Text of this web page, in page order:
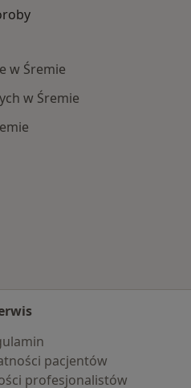
w Śremie
w Śremie
pacjentów
profesjonalistów